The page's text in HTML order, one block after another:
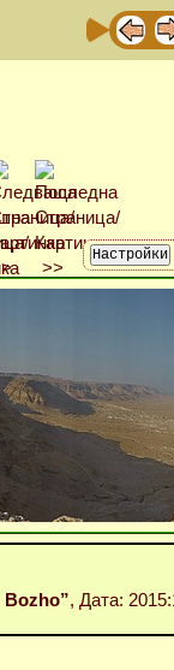
Bozho”, Дата: